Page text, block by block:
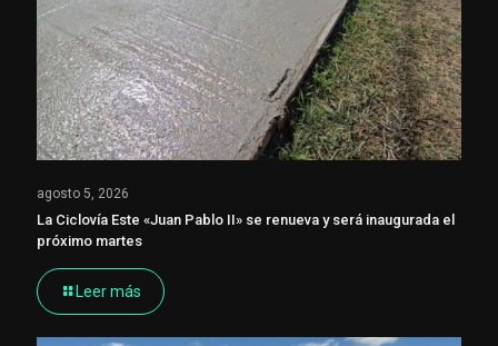
agosto 5, 2026
La Ciclovía Este «Juan Pablo II» se renueva y será inaugurada el
próximo martes
Leer más